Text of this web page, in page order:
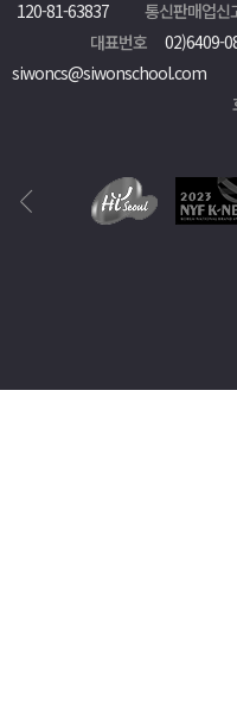
120-81-63837
통신판매업신
대표번호
02)6409-
siwoncs@siwonschool.com